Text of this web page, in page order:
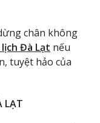
chân không
Đà Lạt nếu
tuyệt hảo của
LẠT